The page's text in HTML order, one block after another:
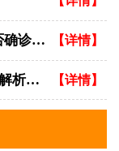
白斑用手搓不变红，皮肤CT能否确诊白癜风？ 【详情】
`308准分子激光治疗仪品牌深度解析：专业视角下的优选指南` 【详情】